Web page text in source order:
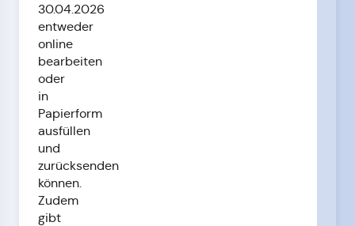
30.04.2026
entweder
online
bearbeiten
oder
in
Papierform
ausfüllen
und
zurücksenden
können.
Zudem
gibt